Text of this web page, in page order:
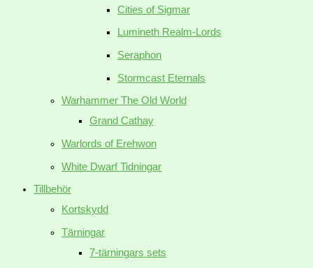
Cities of Sigmar
Lumineth Realm-Lords
Seraphon
Stormcast Eternals
Warhammer The Old World
Grand Cathay
Warlords of Erehwon
White Dwarf Tidningar
Tillbehör
Kortskydd
Tärningar
7-tärningars sets